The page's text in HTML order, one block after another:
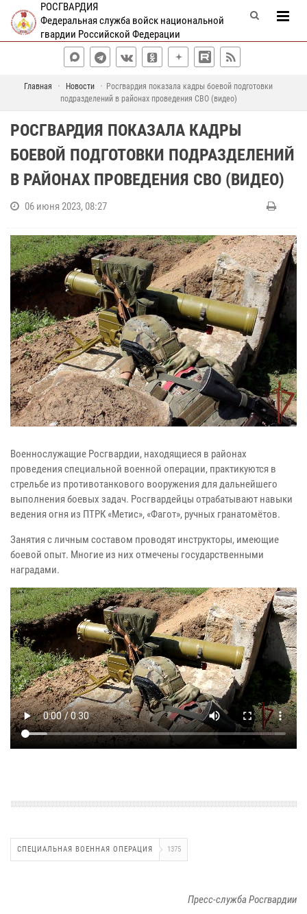
РОСГВАРДИЯ
Федеральная служба войск национальной
гвардии Российской Федерации
Главная Новости
Росгвардия показала кадры боевой подготовки
подразделений в районах проведения СВО (видео)
РОСГВАРДИЯ ПОКАЗАЛА КАДРЫ
БОЕВОЙ ПОДГОТОВКИ ПОДРАЗДЕЛЕНИЙ
В РАЙОНАХ ПРОВЕДЕНИЯ СВО (ВИДЕО)
06 июня 2023, 08:27
Военнослужащие Росгвардии, находящиеся в районах
проведения специальной военной операции, практикуются в
стрельбе из противотанкового вооружения для дальнейшего
выполнения боевых задач. Росгвардейцы отрабатывают навыки
ведения огня из ПТРК «Метис», «Фагот», ручных гранатомётов.
Занятия с личным составом проводят инструкторы, имеющие
боевой опыт. Многие из них отмечены государственными
наградами.
СПЕЦИАЛЬНАЯ ВОЕННАЯ ОПЕРАЦИЯ 1375
Пресс-служба Росгвардии